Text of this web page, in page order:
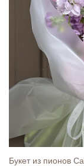
Букет из пионов